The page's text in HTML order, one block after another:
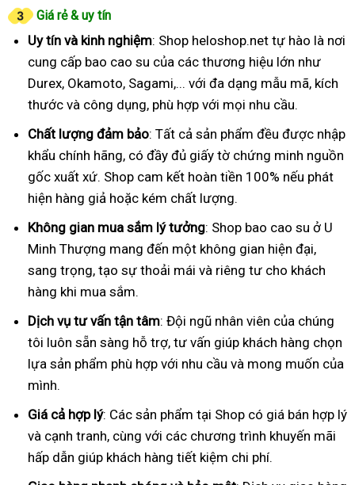
Giá rẻ & uy tín
Uy tín và kinh nghiệm: Shop heloshop.net tự hào là nơi
cung cấp bao cao su của các thương hiệu lớn như
Durex, Okamoto, Sagami,... với đa dạng mẫu mã, kích
thước và công dụng, phù hợp với mọi nhu cầu.
Chất lượng đảm bảo: Tất cả sản phẩm đều được nhập
khẩu chính hãng, có đầy đủ giấy tờ chứng minh nguồn
gốc xuất xứ. Shop cam kết hoàn tiền 100% nếu phát
hiện hàng giả hoặc kém chất lượng.
Không gian mua sắm lý tưởng: Shop bao cao su ở U
Minh Thượng mang đến một không gian hiện đại,
sang trọng, tạo sự thoải mái và riêng tư cho khách
hàng khi mua sắm.
Dịch vụ tư vấn tận tâm: Đội ngũ nhân viên của chúng
tôi luôn sẵn sàng hỗ trợ, tư vấn giúp khách hàng chọn
lựa sản phẩm phù hợp với nhu cầu và mong muốn của
mình.
Giá cả hợp lý: Các sản phẩm tại Shop có giá bán hợp lý
và cạnh tranh, cùng với các chương trình khuyến mãi
hấp dẫn giúp khách hàng tiết kiệm chi phí.